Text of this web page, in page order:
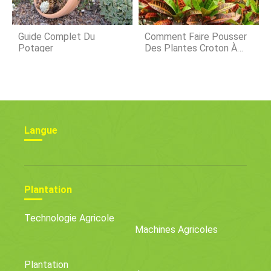
Guide Complet Du
Potager
Comment Faire Pousser
Des Plantes Croton À
Langue
Plantation
Technologie Agricole
Machines Agricoles
Plantation